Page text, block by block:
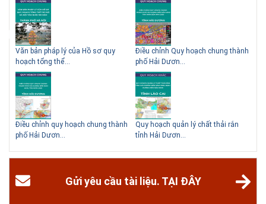
Văn bản pháp lý của Hồ sơ quy
hoạch tổng thể...
Điều chỉnh quy hoạch chung thành
phố Hải Dươn...
Điều chỉnh Quy hoạch chung thành
phố Hải Dươn...
Quy hoạch quản lý chất thải rắn
tỉnh Hải Dươn...
Gửi yêu cầu tài liệu. TẠI ĐÂY